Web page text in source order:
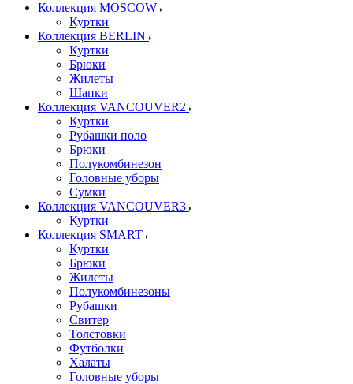
Коллекция MOSCOW
Куртки
Коллекция BERLIN
Куртки
Брюки
Жилеты
Шапки
Коллекция VANCOUVER2
Куртки
Рубашки поло
Брюки
Полукомбинезон
Головные уборы
Сумки
Коллекция VANCOUVER3
Куртки
Коллекция SMART
Куртки
Брюки
Жилеты
Полукомбинезоны
Рубашки
Свитер
Толстовки
Футболки
Халаты
Головные уборы